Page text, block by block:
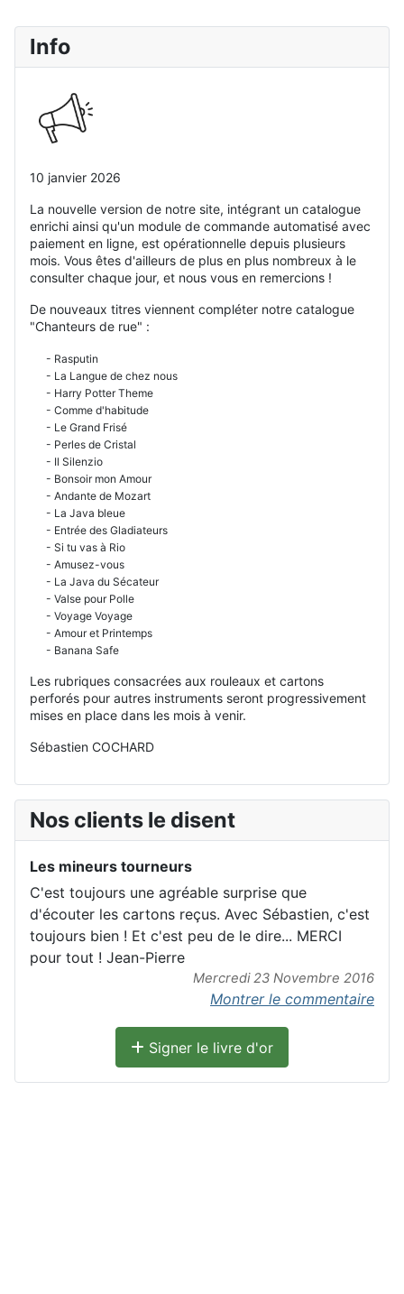
Info
10 janvier 2026
La nouvelle version de notre site, intégrant un catalogue
enrichi ainsi qu'un module de commande automatisé avec
paiement en ligne, est opérationnelle depuis plusieurs
mois. Vous êtes d'ailleurs de plus en plus nombreux à le
consulter chaque jour, et nous vous en remercions !
De nouveaux titres viennent compléter notre catalogue
"Chanteurs de rue" :
- Rasputin
- La Langue de chez nous
- Harry Potter Theme
- Comme d'habitude
- Le Grand Frisé
- Perles de Cristal
- Il Silenzio
- Bonsoir mon Amour
- Andante de Mozart
- La Java bleue
- Entrée des Gladiateurs
- Si tu vas à Rio
- Amusez-vous
- La Java du Sécateur
- Valse pour Polle
- Voyage Voyage
- Amour et Printemps
- Banana Safe
Les rubriques consacrées aux rouleaux et cartons
perforés pour autres instruments seront progressivement
mises en place dans les mois à venir.
Sébastien COCHARD
Nos clients le disent
Les mineurs tourneurs
C'est toujours une agréable surprise que
d'écouter les cartons reçus. Avec Sébastien, c'est
toujours bien ! Et c'est peu de le dire... MERCI
pour tout ! Jean-Pierre
Mercredi 23 Novembre 2016
Montrer le commentaire
Signer le livre d'or